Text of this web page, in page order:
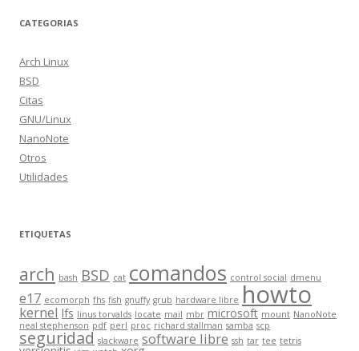
CATEGORIAS
Arch Linux
BSD
Citas
GNU/Linux
NanoNote
Otros
Utilidades
ETIQUETAS
arch bash BSD cat comandos control social dmenu
e17 ecomorph fhs fish gnuffy grub hardware libre howto
kernel lfs linus torvalds locate mail mbr microsoft mount NanoNote
neal stephenson pdf perl proc richard stallman samba scp
seguridad slackware software libre ssh tar tee tetris